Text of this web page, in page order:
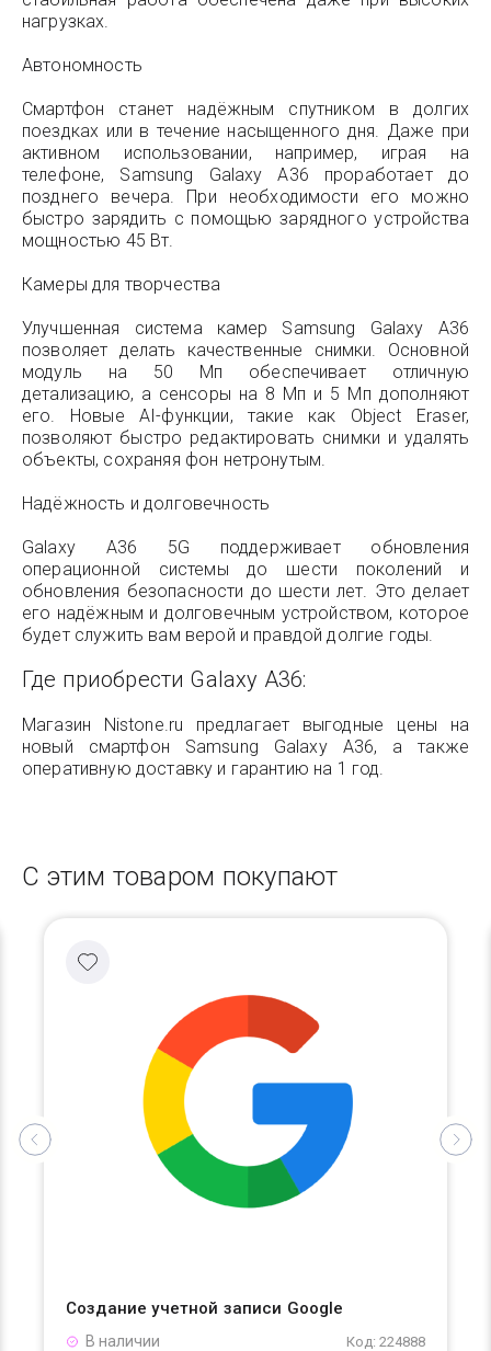
нагрузках.
Автономность
Смартфон станет надёжным спутником в долгих
поездках или в течение насыщенного дня. Даже при
активном использовании, например, играя на
телефоне, Samsung Galaxy A36 проработает до
позднего вечера. При необходимости его можно
быстро зарядить с помощью зарядного устройства
мощностью 45 Вт.
Камеры для творчества
Улучшенная система камер Samsung Galaxy A36
позволяет делать качественные снимки. Основной
модуль на 50 Мп обеспечивает отличную
детализацию, а сенсоры на 8 Мп и 5 Мп дополняют
его. Новые AI-функции, такие как Object Eraser,
позволяют быстро редактировать снимки и удалять
объекты, сохраняя фон нетронутым.
Надёжность и долговечность
Galaxy A36 5G поддерживает обновления
операционной системы до шести поколений и
обновления безопасности до шести лет. Это делает
его надёжным и долговечным устройством, которое
будет служить вам верой и правдой долгие годы.
Где приобрести Galaxy A36:
Магазин Nistone.ru предлагает выгодные цены на
новый смартфон Samsung Galaxy A36, а также
оперативную доставку и гарантию на 1 год.
С этим товаром покупают
Создание учетной записи Google
Код: 224888
В наличии